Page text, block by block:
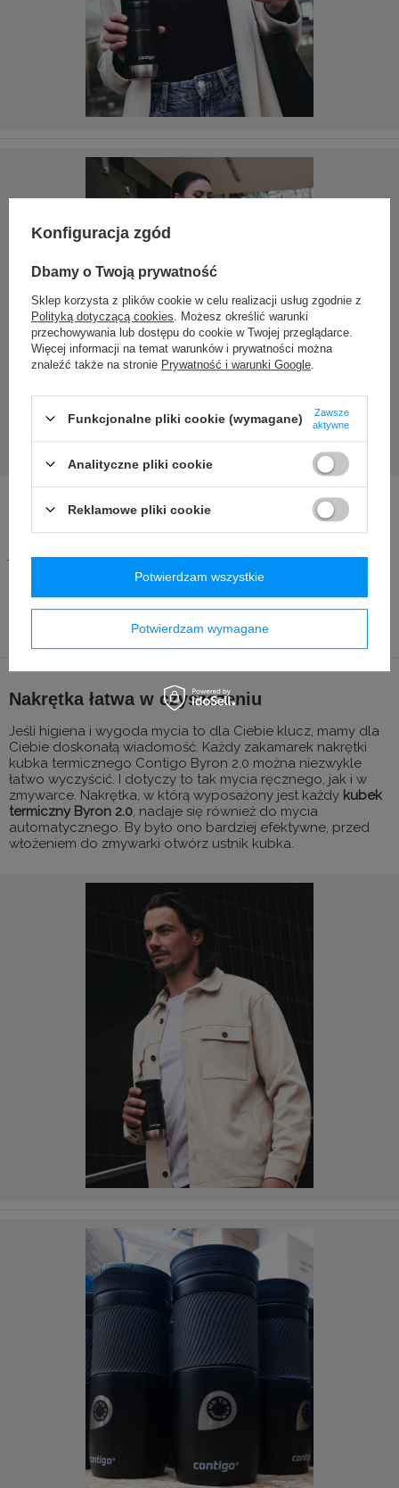
Odporność na uszkodzenia mechaniczne
Kubki termiczne Contigo Byron 2.0wykonane są z wysokiej
jakości stali nierdzewnej (korpus) oraz wytrzymałego
tworzywa sztucznego (nakrętka, opaska antypoślizgowa).
Dzięki temu nawet lekko uderzając nim o twardy przedmiot
czy upuszczając z niewielkiej wysokości – nie powinno
Nakrętka łatwa w czyszczeniu
Jeśli higiena i wygoda mycia to dla Ciebie klucz, mamy dla
Ciebie doskonałą wiadomość. Każdy zakamarek nakrętki
kubka termicznego Contigo Byron 2.0 można niezwykle
łatwo wyczyścić. I dotyczy to tak mycia ręcznego, jak i w
zmywarce. Nakrętka, w którą wyposażony jest każdy kubek
termiczny Byron 2.0, nadaje się również do mycia
automatycznego. By było ono bardziej efektywne, przed
włożeniem do zmywarki otwórz ustnik kubka.
Konfiguracja zgód
Dbamy o Twoją prywatność
Sklep korzysta z plików cookie w celu realizacji usług zgodnie z
Polityką dotyczącą cookies . Możesz określić warunki
przechowywania lub dostępu do cookie w Twojej przeglądarce.
Więcej informacji na temat warunków i prywatności można
znaleźć także na stronie Prywatność i warunki Google
Funkcjonalne pliki cookie (wymagane)
Zawsze
aktywne
Analityczne pliki cookie
Reklamowe pliki cookie
Potwierdzam wymagane
Potwierdzam wszystkie